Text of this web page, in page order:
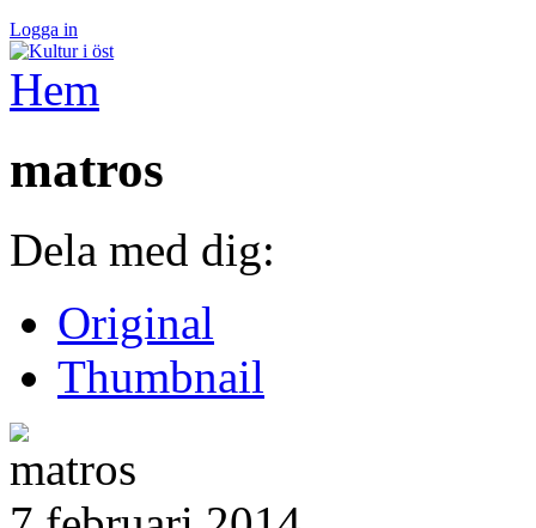
Logga in
Hem
matros
Dela med dig:
Original
Thumbnail